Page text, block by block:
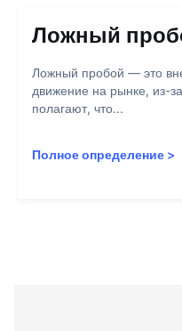
Ложный
Ложный пробой — это
движение на рынке, из-
полагают, что...
Полное определение >